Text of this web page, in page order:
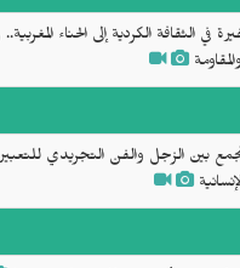
في الثقافة الكردية إلى الحناء
بين الزجل والفن التجريدي